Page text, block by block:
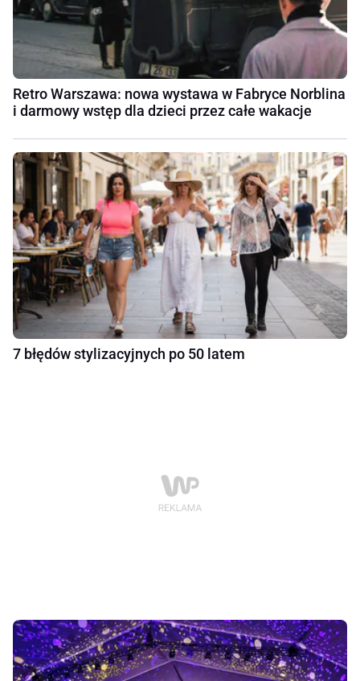
Retro Warszawa: nowa wystawa w Fabryce Norblina
i darmowy wstęp dla dzieci przez całe wakacje
7 błędów stylizacyjnych po 50 latem